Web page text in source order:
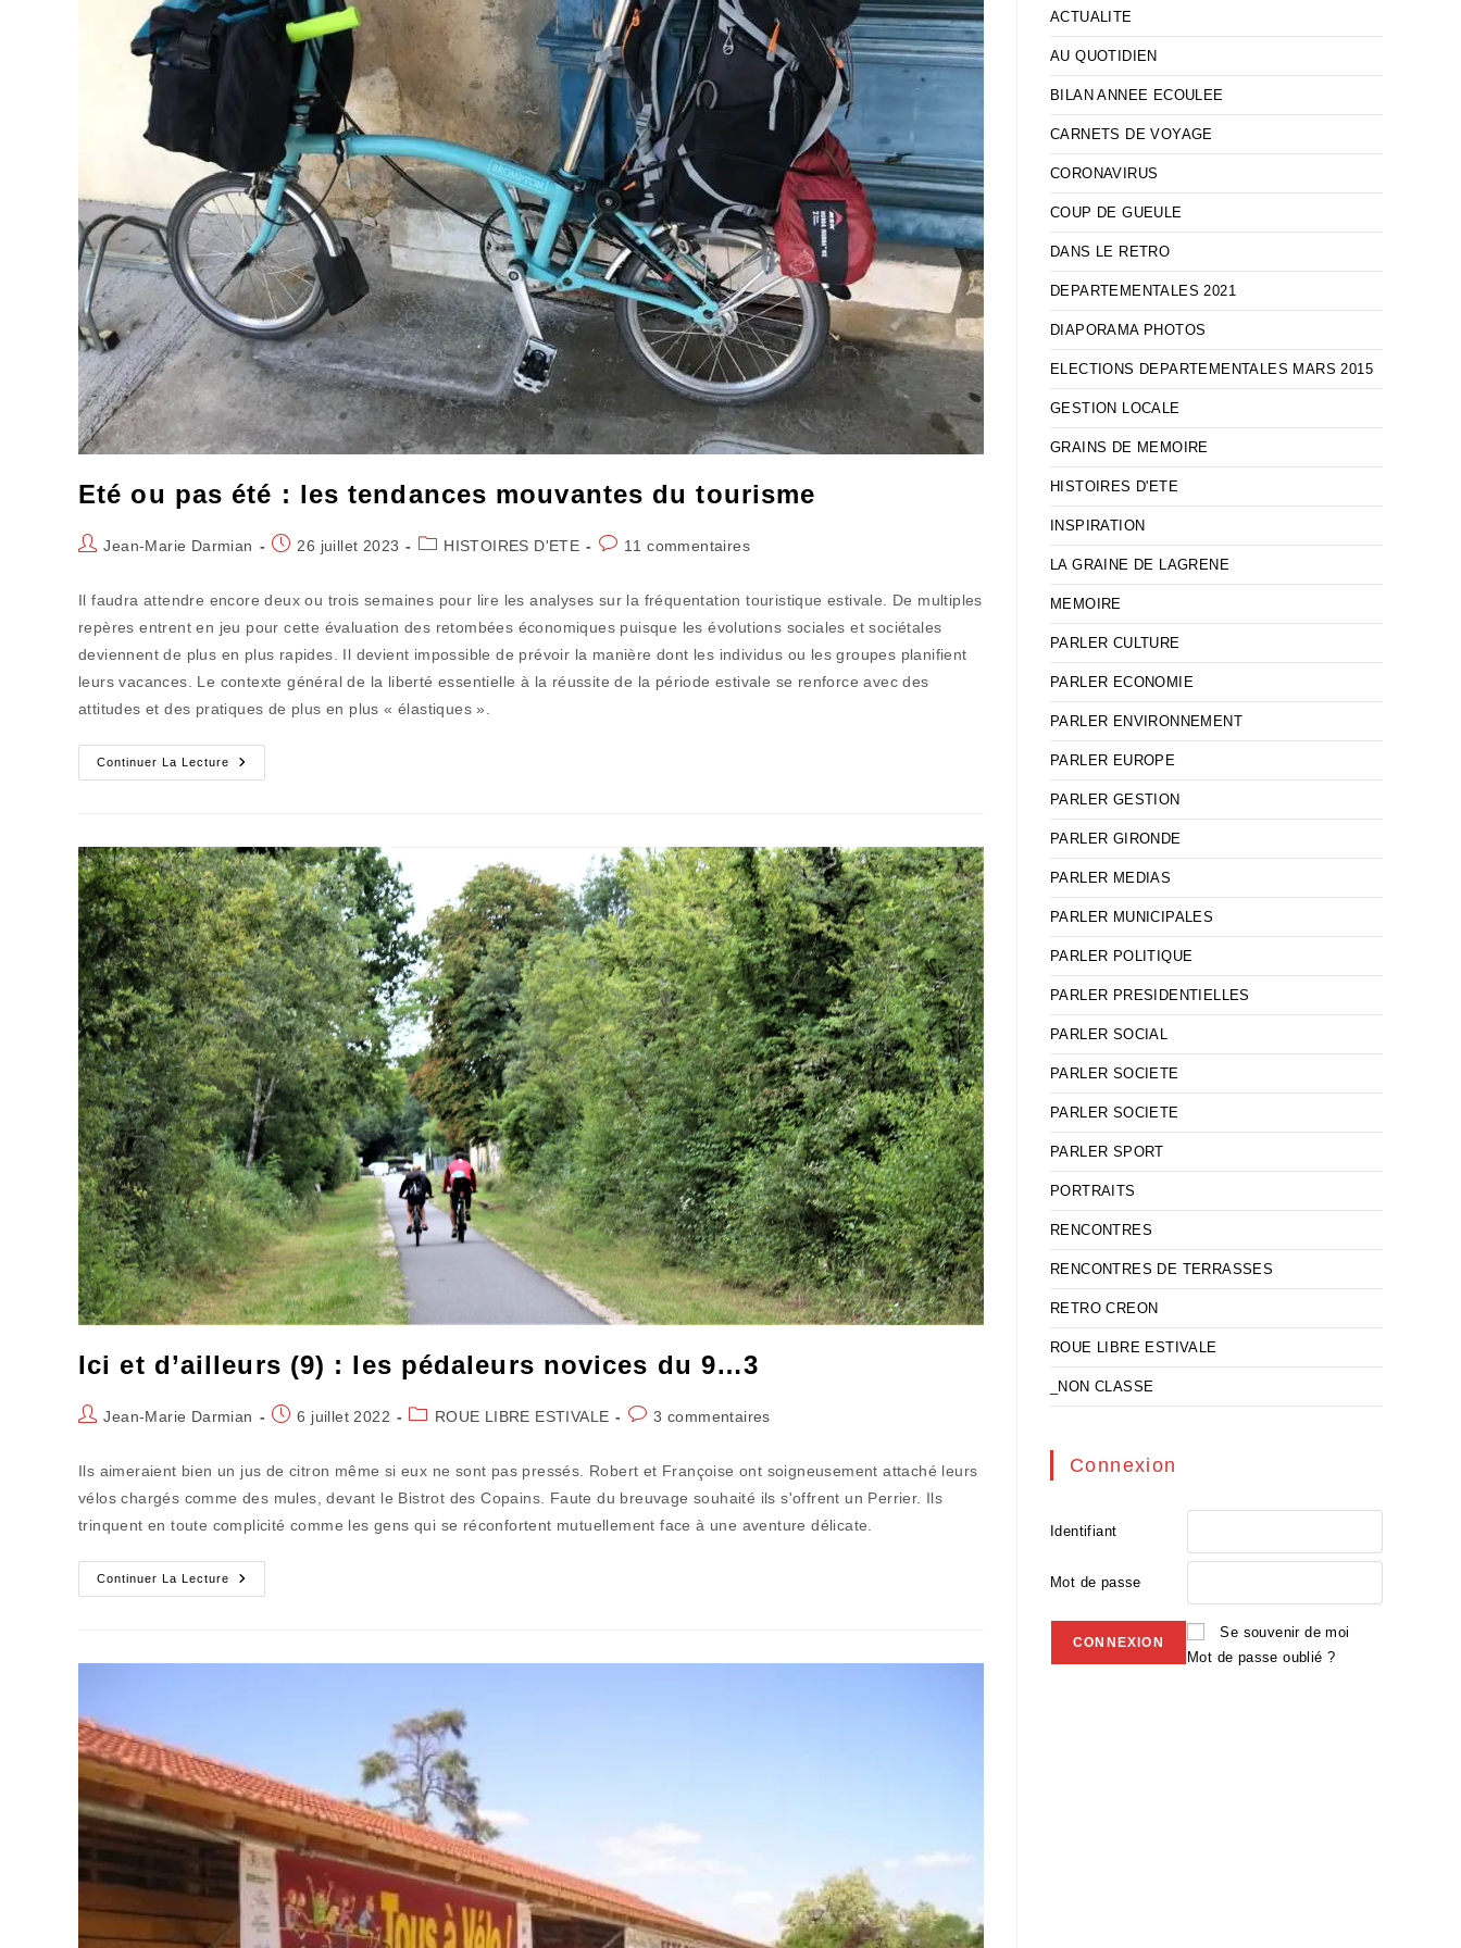
Eté ou pas été : les tendances mouvantes du tourisme
Auteur/autrice
Jean-Marie Darmian
Publication
26 juillet 2023
PostHISTOIRES D'ETE
Commentaires
publication :
11 commentaires
Il faudra attendre encore deux ou trois semaines pour lire les analyses sur la fréquentation touristique estivale. De multiples
repères entrent en jeu pour cette évaluation des retombées économiques puisque les évolutions sociales et sociétales
deviennent de plus en plus rapides. Il devient impossible de prévoir la manière dont les individus ou les groupes planifient
leurs vacances. Le contexte général de la liberté essentielle à la réussite de la période estivale se renforce avec des
attitudes et des pratiques de plus en plus « élastiques ».
Continuer La Lecture
Eté
Ou
Tendances
Mouvantes
Du
Tourisme
Ici et d’ailleurs (9) : les pédaleurs novices du 9…3
Auteur/autrice
Jean-Marie Darmian
Publication
6 juillet 2022
PostROUE LIBRE ESTIVALE
Commentaires
publication :
3 commentaires
Ils aimeraient bien un jus de citron même si eux ne sont pas pressés. Robert et Françoise ont soigneusement attaché leurs
vélos chargés comme des mules, devant le Bistrot des Copains. Faute du breuvage souhaité ils s'offrent un Perrier. Ils
trinquent en toute complicité comme les gens qui se réconfortent mutuellement face à une aventure délicate.
Continuer La Lecture
Ici
Et
ACTUALITE
AU QUOTIDIEN
BILAN ANNEE ECOULEE
CARNETS DE VOYAGE
CORONAVIRUS
COUP DE GUEULE
DANS LE RETRO
DEPARTEMENTALES 2021
DIAPORAMA PHOTOS
ELECTIONS DEPARTEMENTALES MARS 2015
GESTION LOCALE
GRAINS DE MEMOIRE
HISTOIRES D'ETE
INSPIRATION
LA GRAINE DE LAGRENE
MEMOIRE
PARLER CULTURE
PARLER ECONOMIE
PARLER ENVIRONNEMENT
PARLER EUROPE
PARLER GESTION
PARLER GIRONDE
PARLER MEDIAS
PARLER MUNICIPALES
PARLER POLITIQUE
PARLER PRESIDENTIELLES
PARLER SOCIAL
PARLER SOCIETE
PARLER SOCIETE
PARLER SPORT
PORTRAITS
RENCONTRES
RENCONTRES DE TERRASSES
RETRO CREON
ROUE LIBRE ESTIVALE
_NON CLASSE
Connexion
Identifiant
Mot de passe
Se souvenir de moi
Mot de passe oublié ?